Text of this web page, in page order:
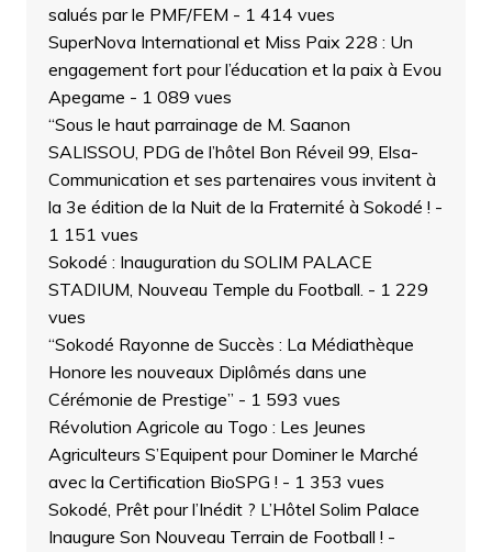
salués par le PMF/FEM - 1 414 vues
SuperNova International et Miss Paix 228 : Un
engagement fort pour l’éducation et la paix à Evou
Apegame - 1 089 vues
“Sous le haut parrainage de M. Saanon
SALISSOU, PDG de l’hôtel Bon Réveil 99, Elsa-
Communication et ses partenaires vous invitent à
la 3e édition de la Nuit de la Fraternité à Sokodé ! -
1 151 vues
Sokodé : Inauguration du SOLIM PALACE
STADIUM, Nouveau Temple du Football. - 1 229
vues
“Sokodé Rayonne de Succès : La Médiathèque
Honore les nouveaux Diplômés dans une
Cérémonie de Prestige” - 1 593 vues
Révolution Agricole au Togo : Les Jeunes
Agriculteurs S’Equipent pour Dominer le Marché
avec la Certification BioSPG ! - 1 353 vues
Sokodé, Prêt pour l’Inédit ? L’Hôtel Solim Palace
Inaugure Son Nouveau Terrain de Football ! -